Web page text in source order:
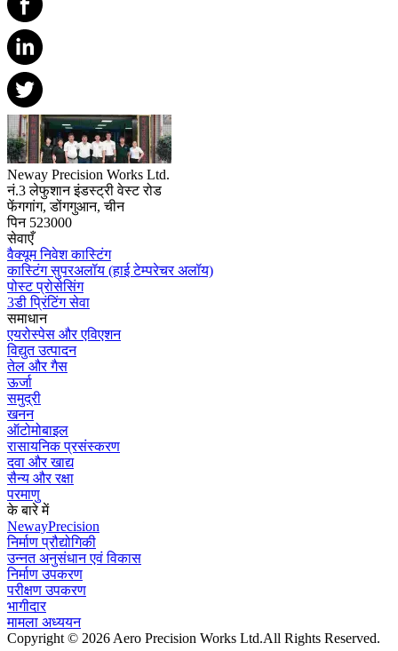
Neway Precision Works Ltd.
नं.3 लेफुशान इंडस्ट्री वेस्ट रोड
फेंगगांग, डोंगगुआन, चीन
पिन 523000
सेवाएँ
वैक्यूम निवेश कास्टिंग
कास्टिंग सुपरअलॉय (हाई टेम्परेचर अलॉय)
पोस्ट प्रोसेसिंग
3डी प्रिंटिंग सेवा
समाधान
एयरोस्पेस और एविएशन
विद्युत उत्पादन
तेल और गैस
ऊर्जा
समुद्री
खनन
ऑटोमोबाइल
रासायनिक प्रसंस्करण
दवा और खाद्य
सैन्य और रक्षा
परमाणु
के बारे में
NewayPrecision
निर्माण प्रौद्योगिकी
उन्नत अनुसंधान एवं विकास
निर्माण उपकरण
परीक्षण उपकरण
भागीदार
मामला अध्ययन
Copyright © 2026 Aero Precision Works Ltd.All Rights Reserved.